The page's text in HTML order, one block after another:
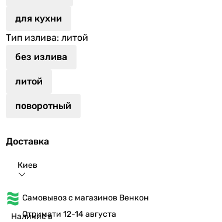
для кухни
Тип излива: литой
без излива
литой
поворотный
Доставка
Киев
Самовывоз с магазинов Венкон
Наличие в
Отримати 12-14 августа